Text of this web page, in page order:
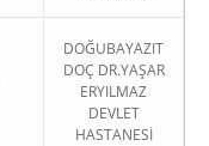
DOĞUBAYAZIT
DOÇ DR.YAŞAR
ERYILMAZ
DEVLET
HASTANESİ